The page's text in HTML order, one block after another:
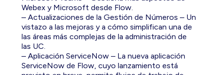
Webex y Microsoft desde Flow.
– Actualizaciones de la Gestión de Números – Un
vistazo a las mejoras y a cómo simplifican una de
las áreas más complejas de la administración de
las UC.
– Aplicación ServiceNow – La nueva aplicación
ServiceNow de Flow, cuyo lanzamiento está